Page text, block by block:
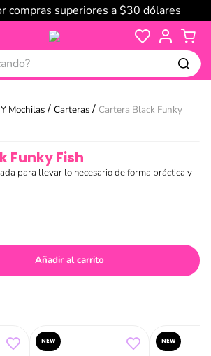
compras superiores a $30 dólares
Mochilas Carteras
Cartera Black Funky
Funky Fish
para llevar lo necesario de forma práctica y
Añadir al carrito
NEW NEW